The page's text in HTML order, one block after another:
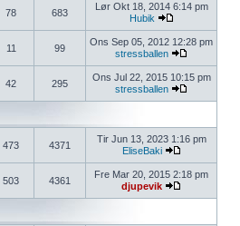
78 683
Lør Okt 18, 2014 6:14 pm
Hubik
11 99
Ons Sep 05, 2012 12:28 pm
stressballen
42 295
Ons Jul 22, 2015 10:15 pm
stressballen
473 4371
Tir Jun 13, 2023 1:16 pm
EliseBaki
503 4361
Fre Mar 20, 2015 2:18 pm
djupevik